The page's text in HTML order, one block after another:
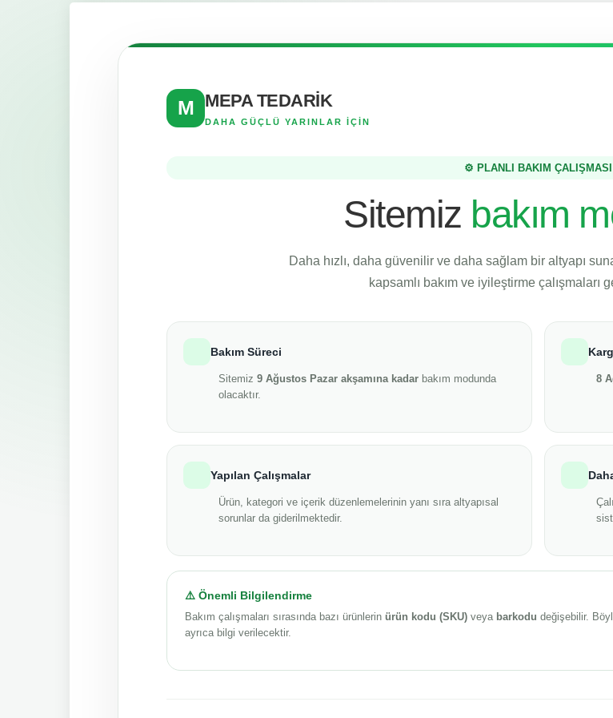
M MEPA TEDARİK
DAHA GÜÇLÜ YARINLAR İÇİN
⚙️ PLANLI BAKIM ÇALIŞMASI
Sitemiz bakım
Daha hızlı, daha güvenilir ve daha sağlam bir altyapı
kapsamlı bakım ve iyileştirme çalışmaları
Bakım Süreci
Sitemiz 9 Ağustos Pazar akşamına kadar bakım modunda
olacaktır.
8
Yapılan Çalışmalar
Ürün, kategori ve içerik düzenlemelerinin yanı sıra altyapısal
sorunlar da giderilmektedir.
⚠️ Önemli Bilgilendirme
Bakım çalışmaları sırasında bazı ürünlerin ürün kodu (SKU) veya barkodu değişebilir.
ayrıca bilgi verilecektir.